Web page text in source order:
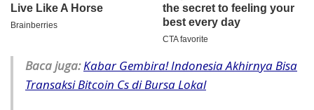
Baca juga:Kabar Gembira! Indonesia Akhirnya Bisa
Transaksi Bitcoin Cs di Bursa Lokal